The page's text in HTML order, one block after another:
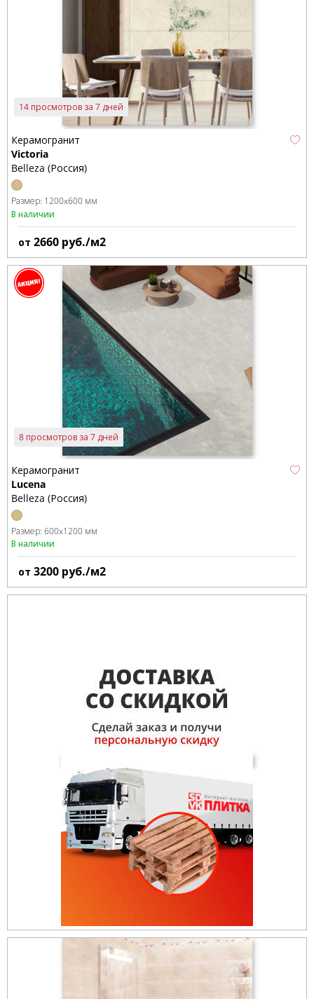
14 просмотров за 7 дней
Керамогранит
Victoria
Belleza (Россия)
Размер: 1200x600 мм
В наличии
от 2660 руб./м2
8 просмотров за 7 дней
Керамогранит
Lucena
Belleza (Россия)
Размер: 600x1200 мм
В наличии
от 3200 руб./м2